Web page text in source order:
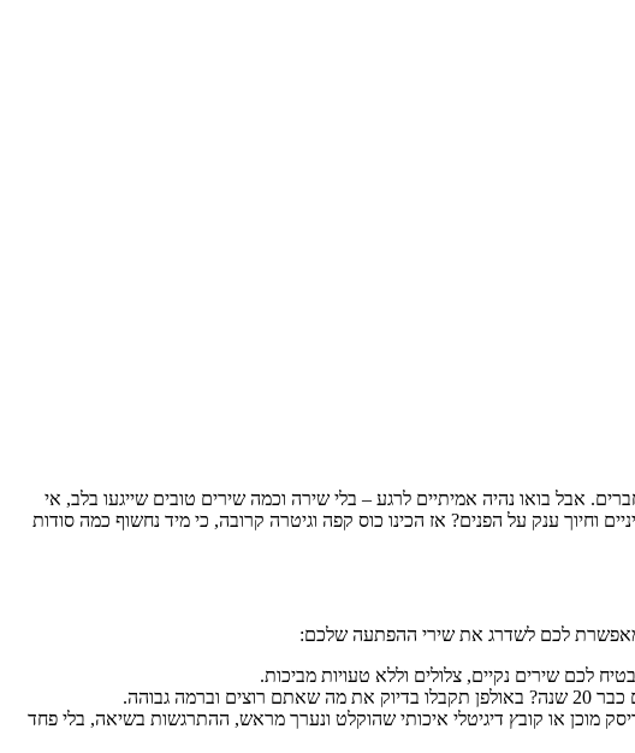
חד פעמית למשפחה ולחברים. אבל בואו נהיה אמיתיים לרגע – בלי שירה וכמה שירים טובים שייגעו בלב, אי
ענק על הפנים? אז הכינו כוס קפה וגיטרה קרובה, כי מיד נחשוף כמה סודות
לכם שירים נקיים, צלולים וללא טעויות מביכות.
גבוהה.
מוכן או קובץ דיגיטלי איכותי שהוקלט ונערך מראש, ההתרגשות בשיאה, בלי פחד